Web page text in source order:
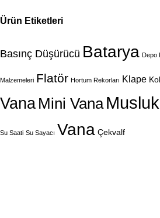
Ürün Etiketleri
Basınç Düşürücü Batarya Depo
Malzemeleri Flatör Hortum Rekorları Klape
Vana Mini Vana Musluk
Su Saati Su Sayacı Vana Çekvalf